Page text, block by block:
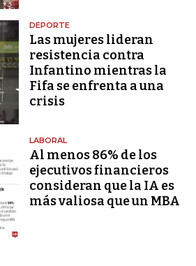
DEPORTE
Las mujeres lideran
resistencia contra
Infantino mientras la
Fifa se enfrenta a una
crisis
LABORAL
Al menos 86% de los
ejecutivos financieros
consideran que la IA es
más valiosa que un MBA